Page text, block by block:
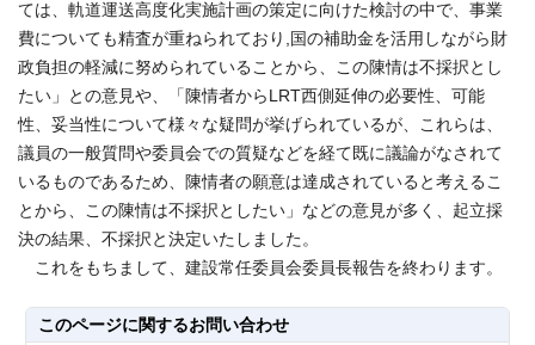
ては、軌道運送高度化実施計画の策定に向けた検討の中で、事業
費についても精査が重ねられており,国の補助金を活用しながら財
政負担の軽減に努められていることから、この陳情は不採択とし
たい」との意見や、「陳情者からLRT西側延伸の必要性、可能
性、妥当性について様々な疑問が挙げられているが、これらは、
議員の一般質問や委員会での質疑などを経て既に議論がなされて
いるものであるため、陳情者の願意は達成されていると考えるこ
とから、この陳情は不採択としたい」などの意見が多く、起立採
決の結果、不採択と決定いたしました。
これをもちまして、建設常任委員会委員長報告を終わります。
このページに関するお問い合わせ